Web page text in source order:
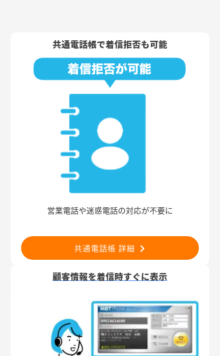
共通電話帳で着信拒否も可能
営業電話や迷惑電話の対応が不要に
共通電話帳 詳細
顧客情報を着信時すぐに表示